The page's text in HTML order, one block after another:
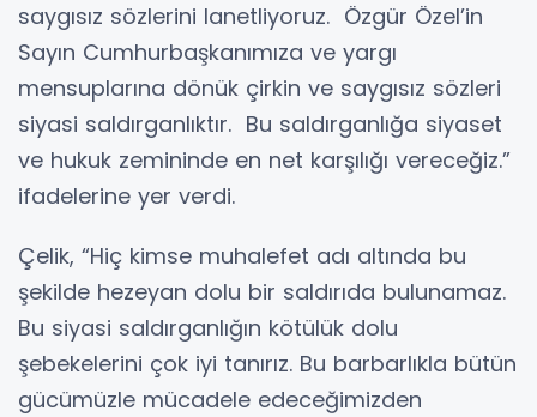
saygısız sözlerini lanetliyoruz. Özgür Özel’in
Sayın Cumhurbaşkanımıza ve yargı
mensuplarına dönük çirkin ve saygısız sözleri
siyasi saldırganlıktır. Bu saldırganlığa siyaset
ve hukuk zemininde en net karşılığı vereceğiz.”
ifadelerine yer verdi.
Çelik, “Hiç kimse muhalefet adı altında bu
şekilde hezeyan dolu bir saldırıda bulunamaz.
Bu siyasi saldırganlığın kötülük dolu
şebekelerini çok iyi tanırız. Bu barbarlıkla bütün
gücümüzle mücadele edeceğimizden